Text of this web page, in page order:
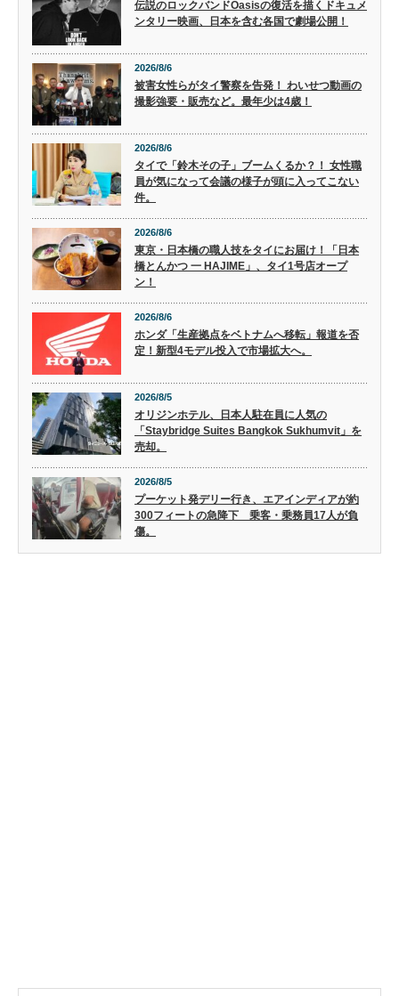
伝説のロックバンドOasisの復活を描くドキュメ
ンタリー映画、日本を含む各国で劇場公開！
2026/8/6
被害女性らがタイ警察を告発！ わいせつ動画の
撮影強要・販売など。最年少は4歳！
2026/8/6
タイで「鈴木その子」ブームくるか？！ 女性職
員が気になって会議の様子が頭に入ってこない
件。
2026/8/6
東京・日本橋の職人技をタイにお届け！「日本
橋とんかつ 一 HAJIME」、タイ1号店オープ
ン！
2026/8/6
ホンダ「生産拠点をベトナムへ移転」報道を否
定！新型4モデル投入で市場拡大へ。
2026/8/5
オリジンホテル、日本人駐在員に人気の
「Staybridge Suites Bangkok Sukhumvit」を
売却。
2026/8/5
プーケット発デリー行き、エアインディアが約
300フィートの急降下 乗客・乗務員17人が負
傷。